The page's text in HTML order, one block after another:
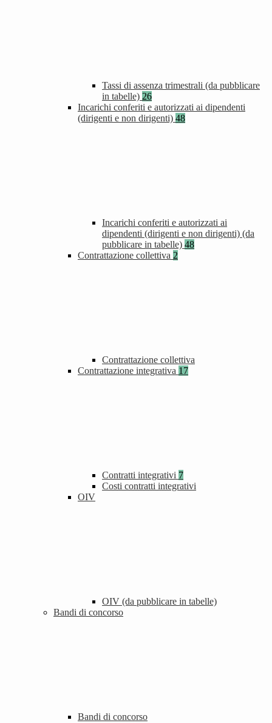
Tassi di assenza trimestrali (da pubblicare
in tabelle) 26
Incarichi conferiti e autorizzati ai dipendenti
(dirigenti e non dirigenti) 48
Incarichi conferiti e autorizzati ai
dipendenti (dirigenti e non dirigenti) (da
pubblicare in tabelle) 48
Contrattazione collettiva 2
Contrattazione collettiva
Contrattazione integrativa 17
Contratti integrativi 7
Costi contratti integrativi
OIV
OIV (da pubblicare in tabelle)
Bandi di concorso
Bandi di concorso